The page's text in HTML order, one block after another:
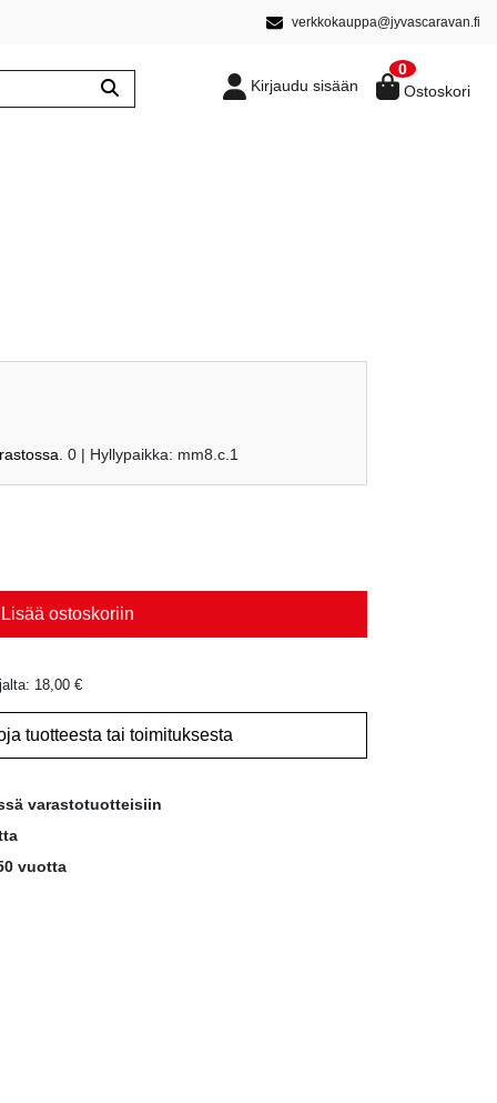
verkkokauppa@jyvascaravan.fi
Kirjaudu sisään
0
Ostoskori
0 | Hyllypaikka: mm8.c.1
Lisää ostoskoriin
18,00 €
tuotteesta tai toimituksesta
varastotuotteisiin
vuotta